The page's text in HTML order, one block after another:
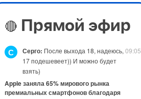
🔴 Прямой эфир
09:05
С Серго: После выхода 18, надеюсь,
17 подешевеет)) И можно будет
взять)
Apple заняла 65% мирового рынка
премиальных смартфонов благодаря